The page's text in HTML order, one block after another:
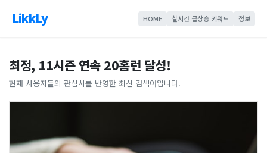
LikkLy HOME 실시간 급상승 키워드 정보
최정, 11시즌 연속 20홈런 달성!
현재 사용자들의 관심사를 반영한 최신 검색어입니다.